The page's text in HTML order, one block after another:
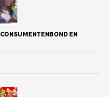
EN